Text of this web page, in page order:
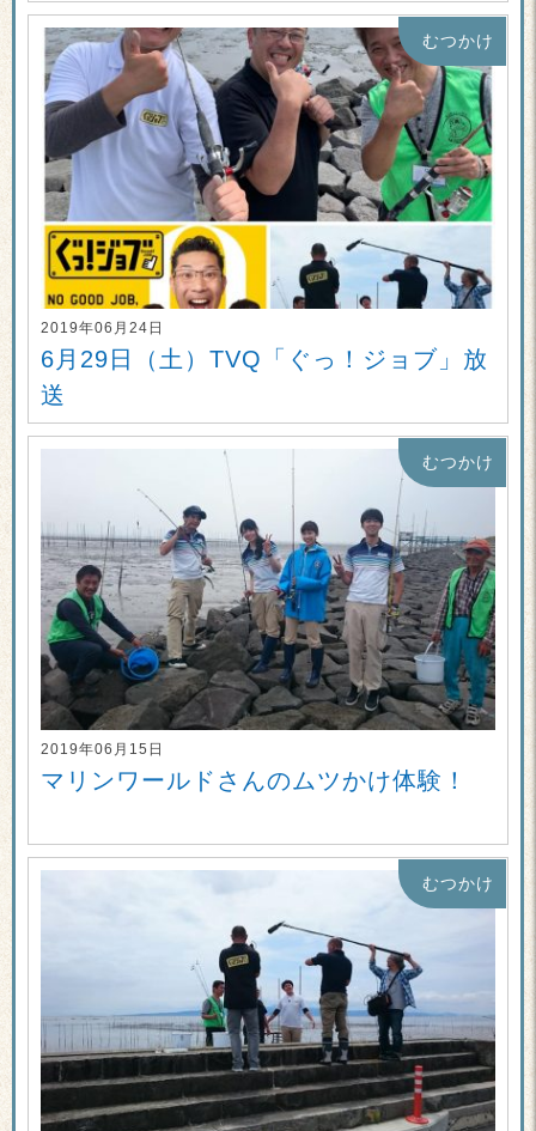
むつかけ
2019年06月24日
6月29日（土）TVQ「ぐっ！ジョブ」放
送
むつかけ
2019年06月15日
マリンワールドさんのムツかけ体験！
むつかけ